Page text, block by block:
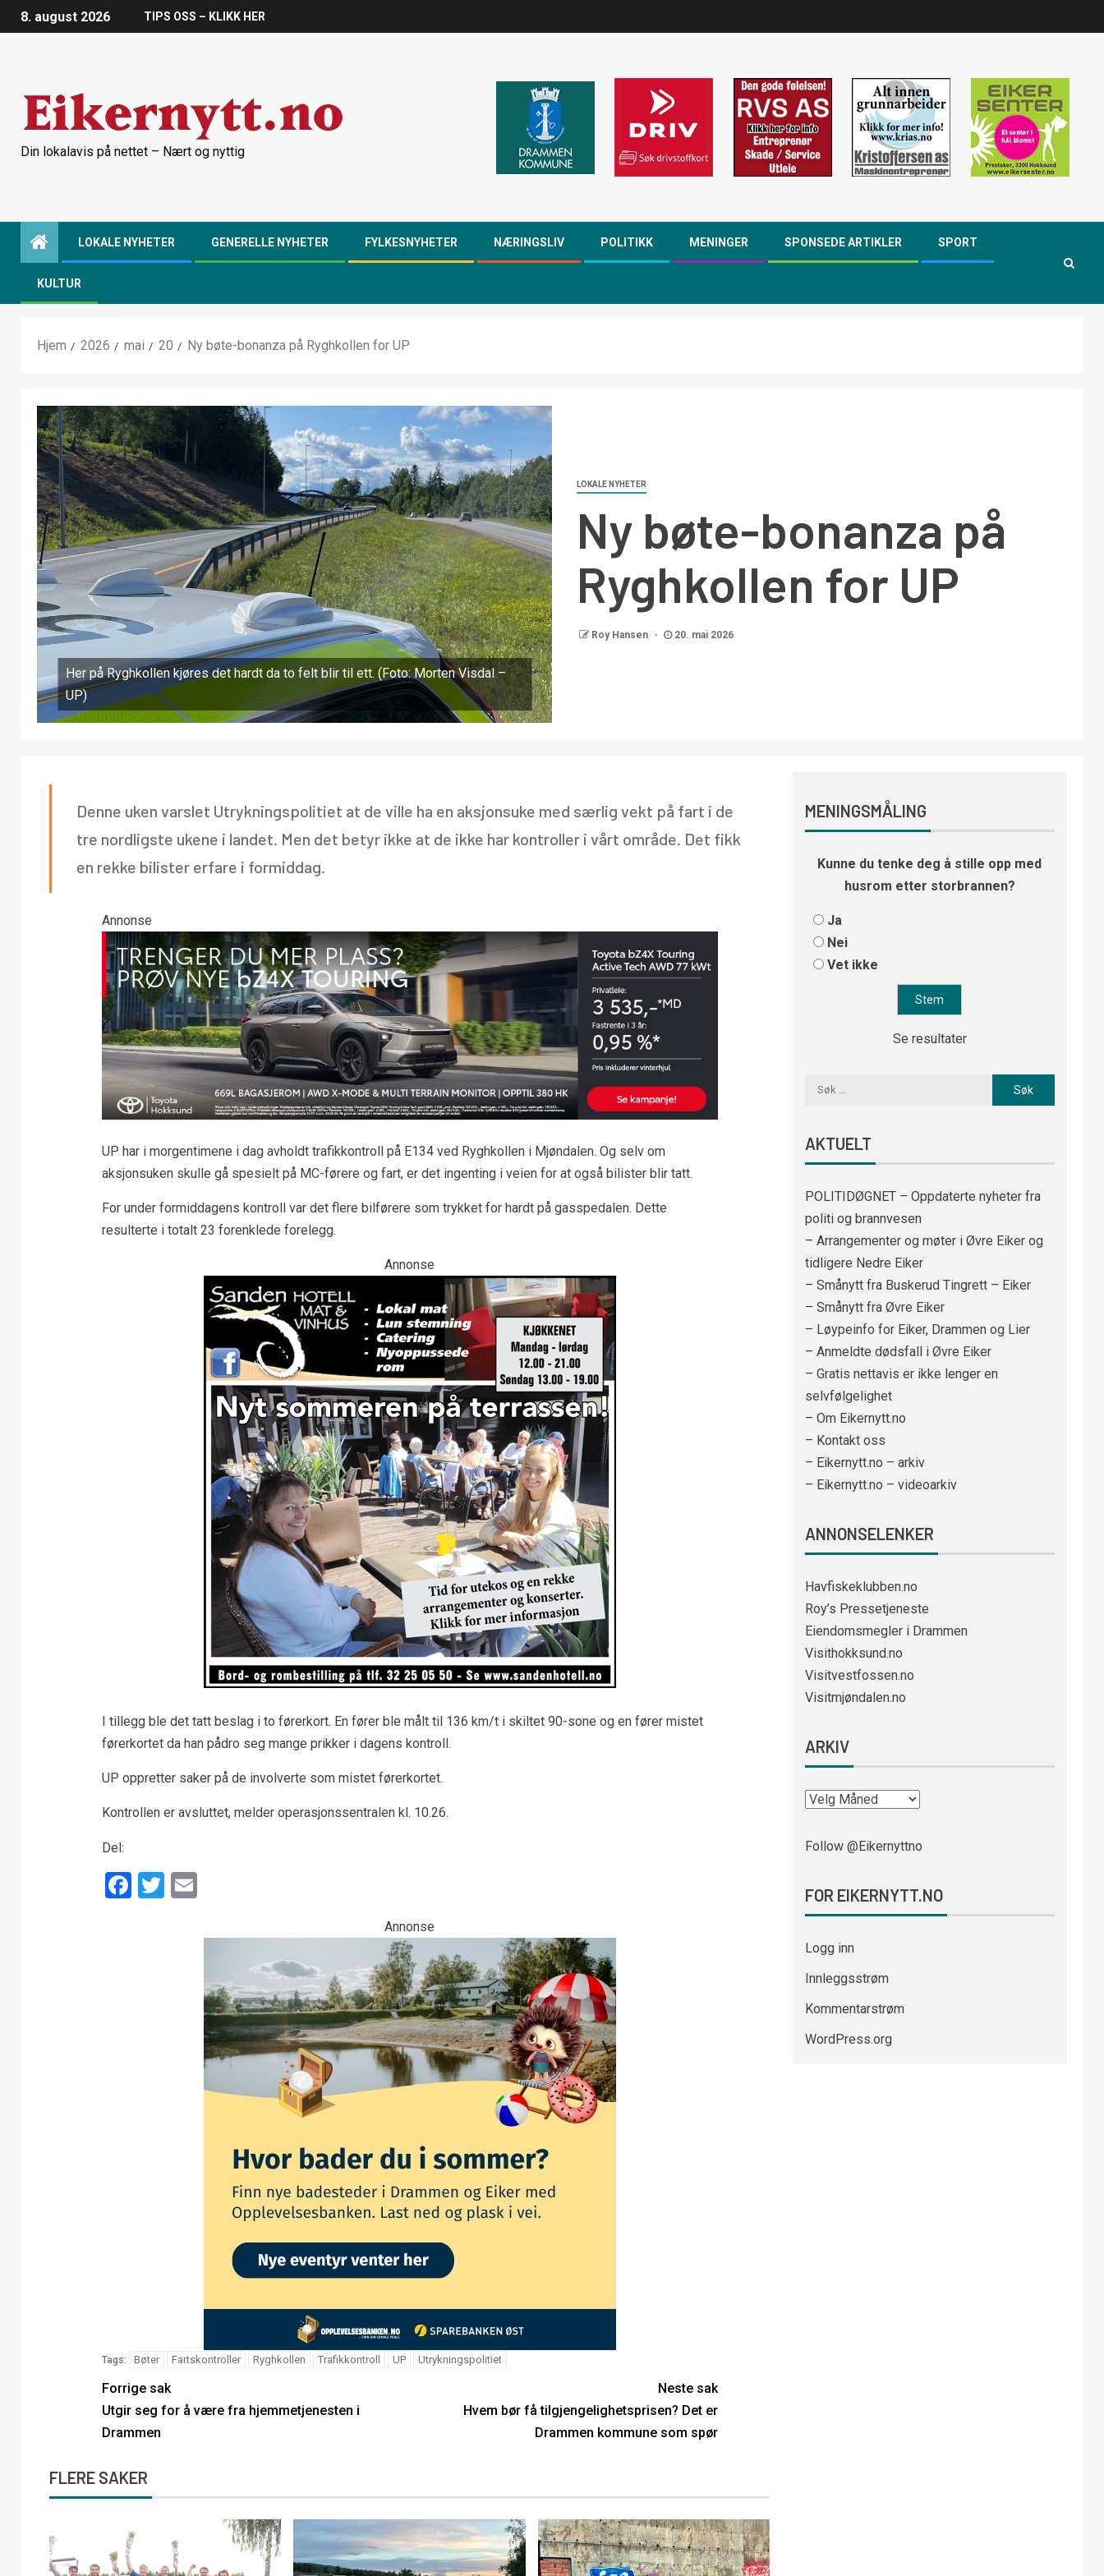
8. august 2026 TIPS OSS – KLIKK HER
Din lokalavis på nettet – Nært og nyttig
LOKALE NYHETER GENERELLE NYHETER FYLKESNYHETER NÆRINGSLIV POLITIKK MENINGER SPONSEDE ARTIKLER SPORT
KULTUR
Hjem 2026 mai 20 Ny bøte-bonanza på Ryghkollen for UP
Her på Ryghkollen kjøres det hardt da to felt blir til ett. (Foto: Morten Visdal –
UP)
LOKALE NYHETER
Ny bøte-bonanza på
Ryghkollen for UP
Roy Hansen 20. mai 2026
Denne uken varslet Utrykningspolitiet at de ville ha en aksjonsuke med særlig vekt på fart i de
tre nordligste ukene i landet. Men det betyr ikke at de ikke har kontroller i vårt område. Det fikk
en rekke bilister erfare i formiddag.
Annonse
UP har i morgentimene i dag avholdt trafikkontroll på E134 ved Ryghkollen i Mjøndalen. Og selv om
aksjonsuken skulle gå spesielt på MC-førere og fart, er det ingenting i veien for at også bilister blir tatt.
For under formiddagens kontroll var det flere bilførere som trykket for hardt på gasspedalen. Dette
resulterte i totalt 23 forenklede forelegg.
Annonse
I tillegg ble det tatt beslag i to førerkort. En fører ble målt til 136 km/t i skiltet 90-sone og en fører mistet
førerkortet da han pådro seg mange prikker i dagens kontroll.
UP oppretter saker på de involverte som mistet førerkortet.
Kontrollen er avsluttet, melder operasjonssentralen kl. 10.26.
Del:
Facebook
Twitter
Email
Annonse
Tags: Bøter Fartskontroller Ryghkollen Trafikkontroll UP Utrykningspolitiet
Forrige sak
Utgir seg for å være fra hjemmetjenesten i
Drammen
Neste sak
Hvem bør få tilgjengelighetsprisen? Det er
Drammen kommune som spør
FLERE SAKER
MENINGSMÅLING
Kunne du tenke deg å stille opp med
husrom etter storbrannen?
Ja
Nei
Vet ikke
Se resultater
AKTUELT
POLITIDØGNET – Oppdaterte nyheter fra
politi og brannvesen
– Arrangementer og møter i Øvre Eiker og
tidligere Nedre Eiker
– Smånytt fra Buskerud Tingrett – Eiker
– Smånytt fra Øvre Eiker
– Løypeinfo for Eiker, Drammen og Lier
– Anmeldte dødsfall i Øvre Eiker
– Gratis nettavis er ikke lenger en
selvfølgelighet
– Om Eikernytt.no
– Kontakt oss
– Eikernytt.no – arkiv
– Eikernytt.no – videoarkiv
ANNONSELENKER
Havfiskeklubben.no
Roy’s Pressetjeneste
Eiendomsmegler i Drammen
Visithokksund.no
Visitvestfossen.no
Visitmjøndalen.no
ARKIV
Follow @Eikernyttno
FOR EIKERNYTT.NO
Logg inn
Innleggsstrøm
Kommentarstrøm
WordPress.org